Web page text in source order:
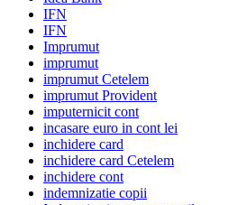
IFN
IFN
Imprumut
imprumut
imprumut Cetelem
imprumut Provident
imputernicit cont
incasare euro in cont lei
inchidere card
inchidere card Cetelem
inchidere cont
indemnizatie copii